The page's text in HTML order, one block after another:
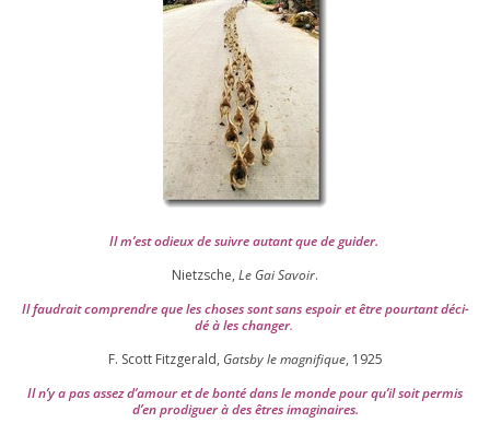
Il m’est odieux de suivre autant que de gui­der.
Nietzsche, Le Gai Savoir.
Il fau­drait com­prendre que les choses sont sans espoir et être pour­tant déci­
dé à les chan­ger.
F. Scott Fitzgerald, Gatsby le magni­fique, 1925
Il n’y a pas assez d’a­mour et de bon­té dans le monde pour qu’il soit per­mis
d’en pro­di­guer à des êtres imaginaires.